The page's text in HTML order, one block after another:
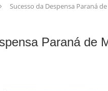
Sucesso da Despensa Paraná
Paraná de